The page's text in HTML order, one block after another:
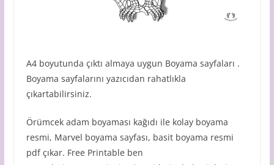
A4 boyutunda çıktı almaya uygun Boyama sayfaları .
Boyama sayfalarını yazıcıdan rahatlıkla
çıkartabilirsiniz.
Örümcek adam boyaması kağıdı ile kolay boyama
resmi, Marvel boyama sayfası, basit boyama resmi
pdf çıkar. Free Printable ben